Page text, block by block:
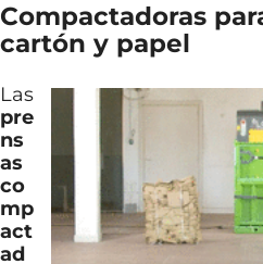
Compactadoras
cartón y papel
Las
pre
ns
as
co
mp
act
ad